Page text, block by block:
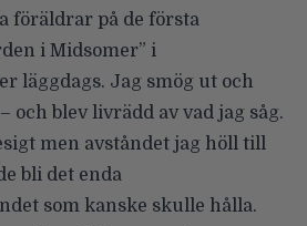
föräldrar på de första
i Midsomer” i
läggdags. Jag smög ut och
och blev livrädd av vad jag såg.
men avståndet jag höll till
bli det enda
som kanske skulle hålla.